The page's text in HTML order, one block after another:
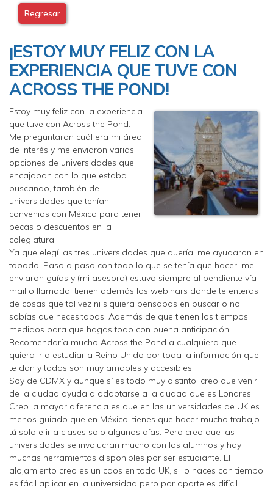
Regresar
¡ESTOY MUY FELIZ CON LA
EXPERIENCIA QUE TUVE CON
ACROSS THE POND!
Estoy muy feliz con la experiencia
que tuve con Across the Pond.
Me preguntaron cuál era mi área
de interés y me enviaron varias
opciones de universidades que
encajaban con lo que estaba
buscando, también de
universidades que tenían
convenios con México para tener
becas o descuentos en la
colegiatura.
Ya que elegí las tres universidades que quería, me ayudaron en
tooodo! Paso a paso con todo lo que se tenía que hacer, me
enviaron guías y (mi asesora) estuvo siempre al pendiente vía
mail o llamada; tienen además los webinars donde te enteras
de cosas que tal vez ni siquiera pensabas en buscar o no
sabías que necesitabas. Además de que tienen los tiempos
medidos para que hagas todo con buena anticipación.
Recomendaría mucho Across the Pond a cualquiera que
quiera ir a estudiar a Reino Unido por toda la información que
te dan y todos son muy amables y accesibles.
Soy de CDMX y aunque sí es todo muy distinto, creo que venir
de la ciudad ayuda a adaptarse a la ciudad que es Londres.
Creo la mayor diferencia es que en las universidades de UK es
menos guiado que en México, tienes que hacer mucho trabajo
tú solo e ir a clases solo algunos días. Pero creo que las
universidades se involucran mucho con los alumnos y hay
muchas herramientas disponibles por ser estudiante. El
alojamiento creo es un caos en todo UK, si lo haces con tiempo
es fácil aplicar en la universidad pero por aparte es difícil